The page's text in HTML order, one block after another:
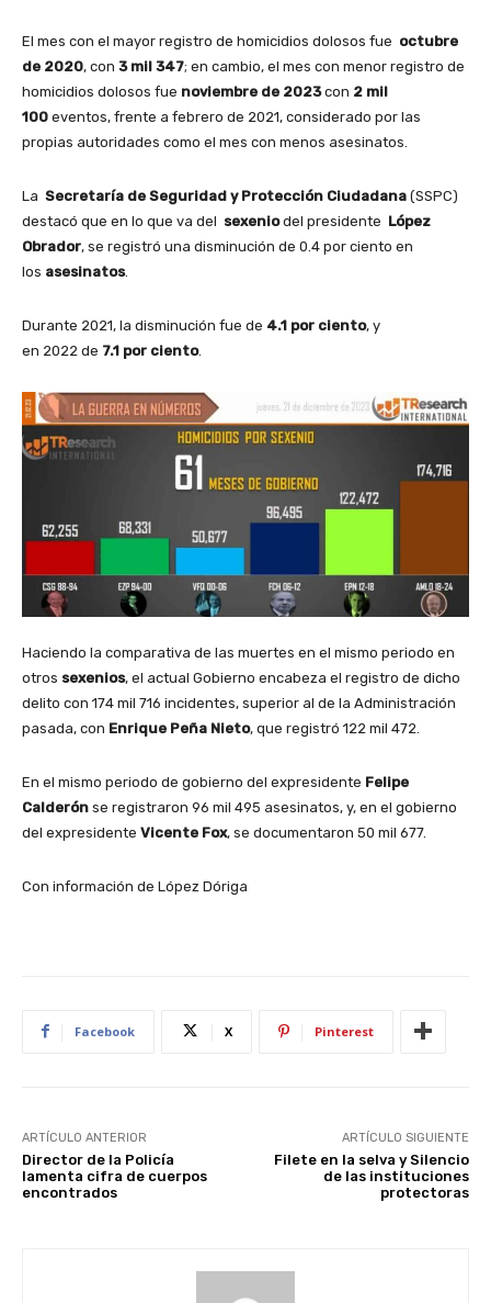
El mes con el mayor registro de homicidios dolosos fue octubre
de 2020, con 3 mil 347; en cambio, el mes con menor registro de
homicidios dolosos fue noviembre de 2023con 2 mil
100 eventos, frente a febrero de 2021, considerado por las
propias autoridades como el mes con menos asesinatos.
La Secretaría de Seguridad y Protección Ciudadana (SSPC)
destacó que en lo que va del sexeniodel presidente López
Obrador, se registró una disminución de 0.4 por ciento en
los asesinatos.
Durante 2021, la disminución fue de 4.1 por ciento, y
en 2022 de 7.1 por ciento.
Haciendo la comparativa de las muertes en el mismo periodo en
otros sexenios, el actual Gobierno encabeza el registro de dicho
delito con 174 mil 716 incidentes, superior al de la Administración
pasada, con Enrique Peña Nieto, que registró 122 mil 472.
En el mismo periodo de gobierno del expresidente Felipe
Calderón se registraron 96 mil 495 asesinatos, y, en el gobierno
del expresidente Vicente Fox, se documentaron 50 mil 677.
Con información de López Dóriga
Facebook X Pinterest
ARTÍCULO ANTERIOR
Director de la Policía
lamenta cifra de cuerpos
encontrados
ARTÍCULO SIGUIENTE
Filete en la selva y Silencio
de las instituciones
protectoras